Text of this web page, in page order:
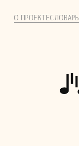
О ПРОЕКТЕСЛОВАРЬ